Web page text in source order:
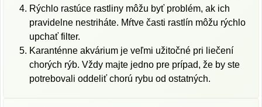
Rýchlo rastúce rastliny môžu byť problém, ak ich
pravidelne nestriháte. Mŕtve časti rastlín môžu rýchlo
upchať filter.
Karanténne akvárium je veľmi užitočné pri liečení
chorých rýb. Vždy majte jedno pre prípad, že by ste
potrebovali oddeliť chorú rybu od ostatných.